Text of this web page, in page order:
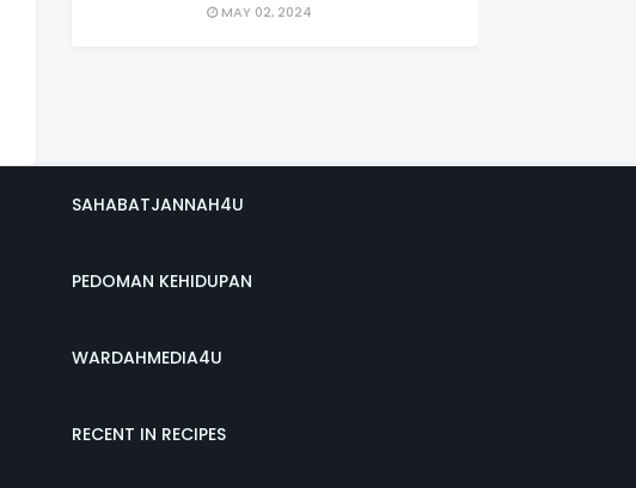
MAY 02, 2024
SAHABATJANNAH4U
PEDOMAN KEHIDUPAN
WARDAHMEDIA4U
RECENT IN RECIPES